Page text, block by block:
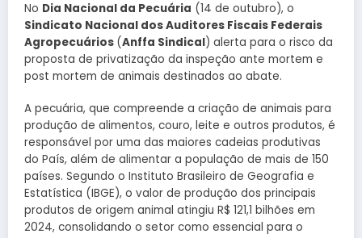
No Dia Nacional da Pecuária (14 de outubro), o
Sindicato Nacional dos Auditores Fiscais Federais
Agropecuários (Anffa Sindical) alerta para o risco da
proposta de privatização da inspeção ante mortem e
post mortem de animais destinados ao abate.
A pecuária, que compreende a criação de animais para
produção de alimentos, couro, leite e outros produtos, é
responsável por uma das maiores cadeias produtivas
do País, além de alimentar a população de mais de 150
países. Segundo o Instituto Brasileiro de Geografia e
Estatística (IBGE), o valor de produção dos principais
produtos de origem animal atingiu R$ 121,1 bilhões em
2024, consolidando o setor como essencial para o